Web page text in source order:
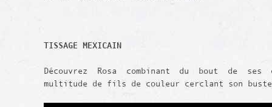
TISSAGE MEXICAIN
Découvrez Rosa combinant du bout de ses
multitude de fils de couleur cerclant son